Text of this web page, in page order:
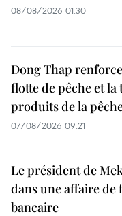
08/08/2026 01:30
Dong Thap
flotte de pêche et
produits de la
07/08/2026 09:21
Le président de
dans une affaire de
bancaire